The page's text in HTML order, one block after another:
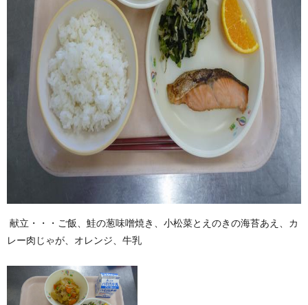
献立・・・ご飯、鮭の葱味噌焼き、小松菜とえのきの海苔あえ、カ
レー肉じゃが、オレンジ、牛乳